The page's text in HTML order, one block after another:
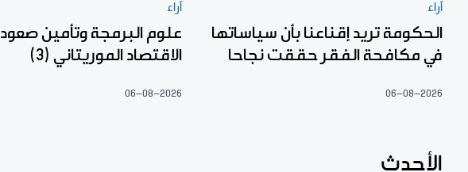
آراء
الحكومة تريد إقناعنا بأن سياساتها
في مكافحة الفقر حققت نجاحا
06-08-2026
آراء
علوم البرمجة وتأمين صعود
الاقتصاد الموريتاني (3)
06-08-2026
الأحدث